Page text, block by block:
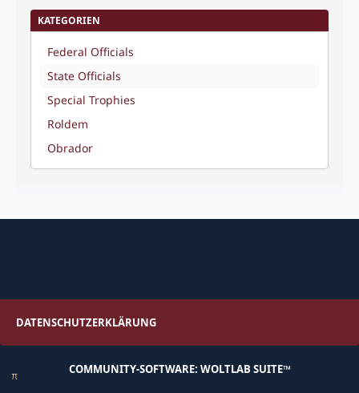
KATEGORIEN
Federal Officials
State Officials
Special Trophies
Roldem
Obrador
DATENSCHUTZERKLÄRUNG
COMMUNITY-SOFTWARE: WOLTLAB SUITE™
π